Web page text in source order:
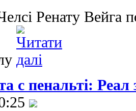
Ренату Вейга
с пенальті: Реал